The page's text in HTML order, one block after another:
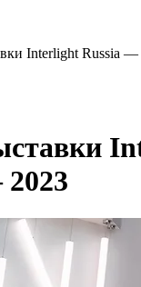
Interlight Russia —